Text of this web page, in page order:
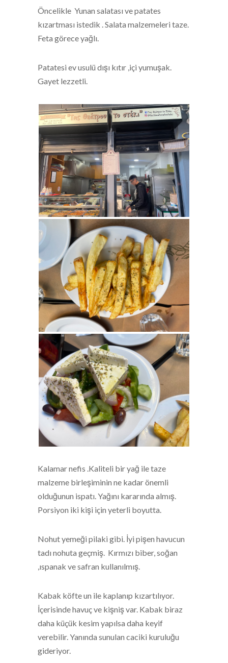
Öncelikle Yunan salatası ve patates
kızartması istedik . Salata malzemeleri taze.
Feta görece yağlı.
Patatesi ev usulü dışı kıtır ,içi yumuşak.
Gayet lezzetli.
Kalamar nefis .Kaliteli bir yağ ile taze
malzeme birleşiminin ne kadar önemli
olduğunun ispatı. Yağını kararında almış.
Porsiyon iki kişi için yeterli boyutta.
Nohut yemeği pilaki gibi. İyi pişen havucun
tadı nohuta geçmiş. Kırmızı biber, soğan
,ıspanak ve safran kullanılmış.
Kabak köfte un ile kaplanıp kızartılıyor.
İçerisinde havuç ve kişniş var. Kabak biraz
daha küçük kesim yapılsa daha keyif
verebilir. Yanında sunulan caciki kuruluğu
gideriyor.